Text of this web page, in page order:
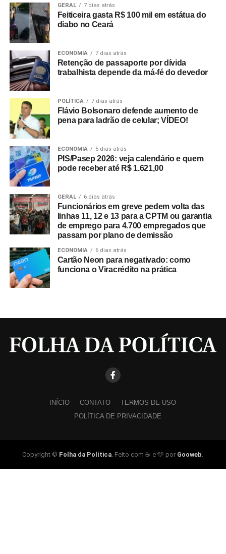
GERAL 7 dias atrás
Feiticeira gasta R$ 100 mil em estátua do
diabo no Ceará
ECONOMIA 7 dias atrás
Retenção de passaporte por dívida
trabalhista depende da má-fé do devedor
POLÍTICA 7 dias atrás
Flávio Bolsonaro defende aumento de
pena para ladrão de celular; VÍDEO!
ECONOMIA 5 dias atrás
PIS/Pasep 2026: veja calendário e quem
pode receber até R$ 1.621,00
GERAL 6 dias atrás
Funcionários em greve pedem volta das
linhas 11, 12 e 13 para a CPTM ou garantia
de emprego para 4.700 empregados que
passam por plano de demissão
ECONOMIA 6 dias atrás
Cartão Neon para negativado: como
funciona o Viracrédito na prática
INÍCIO CONTATO
TERMOS DE USO
POLÍTICA DE PRIVACIDADE
Copyright © Folha da Política. Feito com ☕ e 🩵 por Gooweb.